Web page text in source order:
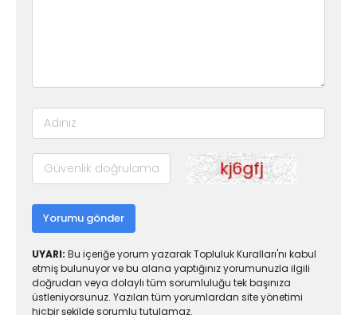
Yorumu gönder
UYARI: Bu içeriğe yorum yazarak Topluluk Kuralları'nı kabul
etmiş bulunuyor ve bu alana yaptığınız yorumunuzla ilgili
doğrudan veya dolaylı tüm sorumluluğu tek başınıza
üstleniyorsunuz. Yazılan tüm yorumlardan site yönetimi
hiçbir şekilde sorumlu tutulamaz.